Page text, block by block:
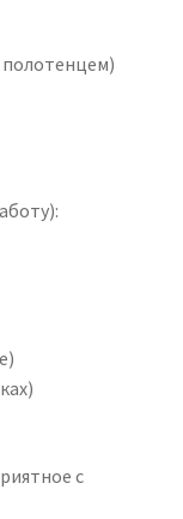
полотенцем)
с